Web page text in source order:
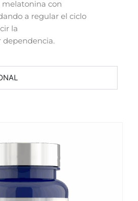
melatonina con
a regular el ciclo
la
dependencia.